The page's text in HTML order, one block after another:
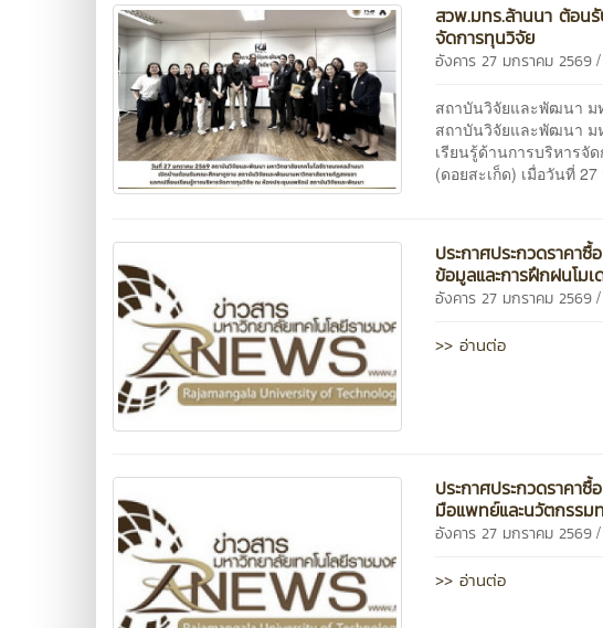
สวพ.มทร.ล้านนา ต้อน
จัดการทุนวิจัย
อังคาร 27 มกราคม 2569
สถาบันวิจัยและพัฒนา ม
สถาบันวิจัยและพัฒนา ม
เรียนรู้ด้านการบริหารจั
(ดอยสะเก็ด) เมื่อวันที่
ประกาศประกวดราคา
ข้อมูลและการฝึกฝนโ
อังคาร 27 มกราคม 2569
>> อ่านต่อ
ประกาศประกวดราคา
มือแพทย์และนวัตกรร
อังคาร 27 มกราคม 2569
>> อ่านต่อ